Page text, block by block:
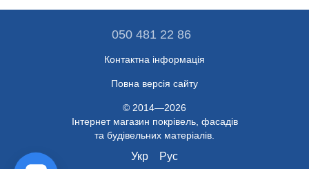
050 481 22 86
Контактна інформація
Повна версія сайту
© 2014—2026
Інтернет магазин покрівель, фасадів
та будівельних матеріалів.
Укр Рус